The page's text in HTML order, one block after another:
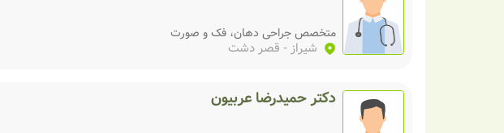
متخصص جراحی دهان، فک و صورت
شیراز- قصر دشت
دکتر حمیدرضا عربیون